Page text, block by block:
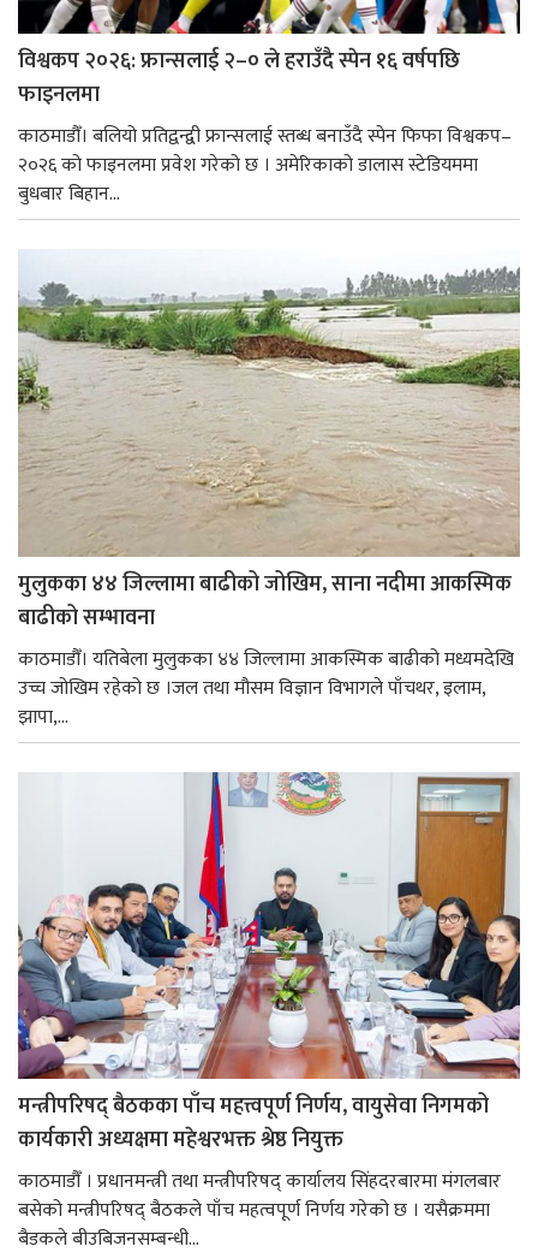
विश्वकप २०२६: फ्रान्सलाई २–० ले हराउँदै स्पेन १६ वर्षपछि
फाइनलमा
काठमाडौँ। बलियो प्रतिद्वन्द्वी फ्रान्सलाई स्तब्ध बनाउँदै स्पेन फिफा विश्वकप–
२०२६ को फाइनलमा प्रवेश गरेको छ । अमेरिकाको डालास स्टेडियममा
बुधबार बिहान...
मुलुकका ४४ जिल्लामा बाढीको जोखिम, साना नदीमा आकस्मिक
बाढीको सम्भावना
काठमाडौँ। यतिबेला मुलुकका ४४ जिल्लामा आकस्मिक बाढीको मध्यमदेखि
उच्च जोखिम रहेको छ ।जल तथा मौसम विज्ञान विभागले पाँचथर, इलाम,
झापा,...
मन्त्रीपरिषद् बैठकका पाँच महत्त्वपूर्ण निर्णय, वायुसेवा निगमको
कार्यकारी अध्यक्षमा महेश्वरभक्त श्रेष्ठ नियुक्त
काठमाडौँ । प्रधानमन्त्री तथा मन्त्रीपरिषद् कार्यालय सिंहदरबारमा मंगलबार
बसेको मन्त्रीपरिषद् बैठकले पाँच महत्वपूर्ण निर्णय गरेको छ । यसैक्रममा
बैडकले बीउबिजनसम्बन्धी...